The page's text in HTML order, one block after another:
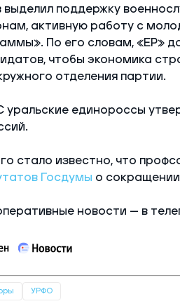
выделил поддержку
активную работу с
По его словам, «ЕР»
чтобы экономика
отделения партии.
уральские единороссы
стало известно, что
Госдумы о
новости — в
УРФО